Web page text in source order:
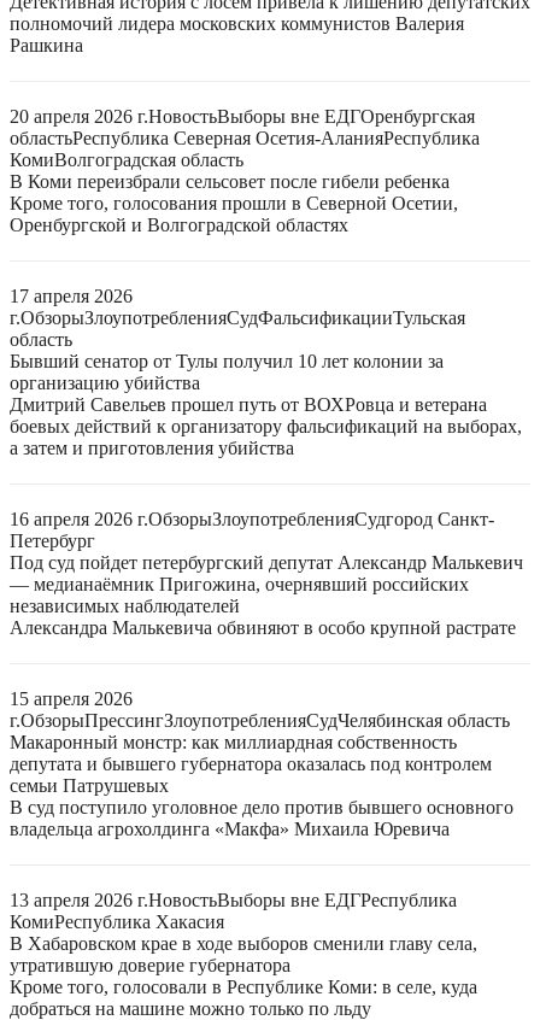
полномочий лидера московских коммунистов Валерия
Рашкина
20 апреля 2026 г.НовостьВыборы вне ЕДГОренбургская
областьРеспублика Северная Осетия-АланияРеспублика
КомиВолгоградская область
В Коми переизбрали сельсовет после гибели ребенка
Кроме того, голосования прошли в Северной Осетии,
Оренбургской и Волгоградской областях
17 апреля 2026
г.ОбзорыЗлоупотребленияСудФальсификацииТульская
область
Бывший сенатор от Тулы получил 10 лет колонии за
организацию убийства
Дмитрий Савельев прошел путь от ВОХРовца и ветерана
боевых действий к организатору фальсификаций на выборах,
а затем и приготовления убийства
16 апреля 2026 г.ОбзорыЗлоупотребленияСудгород Санкт-
Петербург
Под суд пойдет петербургский депутат Александр Малькевич
— медианаёмник Пригожина, очернявший российских
независимых наблюдателей
Александра Малькевича обвиняют в особо крупной растрате
15 апреля 2026
г.ОбзорыПрессингЗлоупотребленияСудЧелябинская область
Макаронный монстр: как миллиардная собственность
депутата и бывшего губернатора оказалась под контролем
семьи Патрушевых
В суд поступило уголовное дело против бывшего основного
владельца агрохолдинга «Макфа» Михаила Юревича
13 апреля 2026 г.НовостьВыборы вне ЕДГРеспублика
КомиРеспублика Хакасия
В Хабаровском крае в ходе выборов сменили главу села,
утратившую доверие губернатора
Кроме того, голосовали в Республике Коми: в селе, куда
добраться на машине можно только по льду